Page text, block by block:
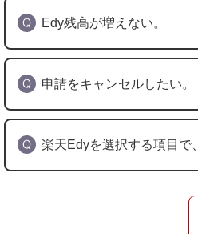
Edy残高が増えない。
申請をキャンセルしたい。
楽天Edyを選択する項目で